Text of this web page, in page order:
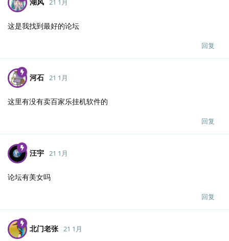
21 1月
这是我找到最好的论坛
回复
河石 21 1月
这里有没有卖百家乐挂机软件的
回复
汪宇 21 1月
论坛有美女吗
回复
北门老张 21 1月